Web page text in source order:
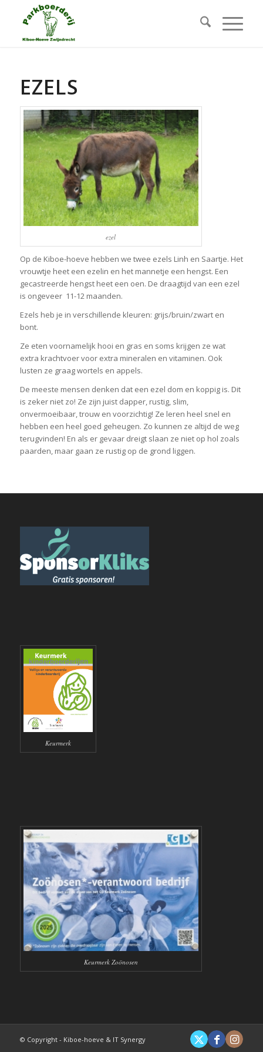
EZELS
ezel
Op de Kiboe-hoeve hebben we twee ezels Linh en Saartje. Het
vrouwtje heet een ezelin en het mannetje een hengst. Een
gecastreerde hengst heet een oen. De draagtijd van een ezel
is ongeveer 11-12 maanden.
Ezels heb je in verschillende kleuren: grijs/bruin/zwart en
bont.
Ze eten voornamelijk hooi en gras en soms krijgen ze wat
extra krachtvoer voor extra mineralen en vitaminen. Ook
lusten ze graag wortels en appels.
De meeste mensen denken dat een ezel dom en koppig is. Dit
is zeker niet zo! Ze zijn juist dapper, rustig, slim,
onvermoeibaar, trouw en voorzichtig! Ze leren heel snel en
hebben een heel goed geheugen. Zo kunnen ze altijd de weg
terugvinden! En als er gevaar dreigt slaan ze niet op hol zoals
paarden, maar gaan ze rustig op de grond liggen.
Keurmerk
Keurmerk Zoönosen
© Copyright - Kiboe-hoeve & IT Synergy